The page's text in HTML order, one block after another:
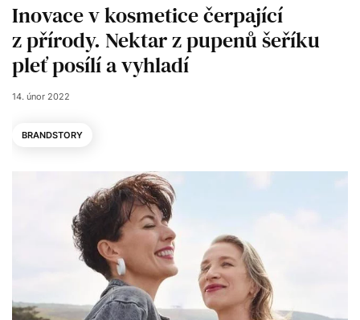
Inovace v kosmetice čerpající
z přírody. Nektar z pupenů šeříku
pleť posílí a vyhladí
14. únor 2022
BRANDSTORY